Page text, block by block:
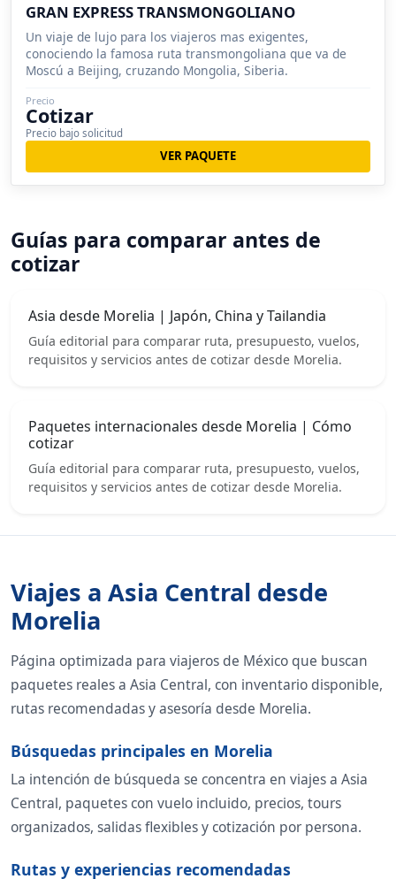
GRAN EXPRESS TRANSMONGOLIANO
Un viaje de lujo para los viajeros mas exigentes,
conociendo la famosa ruta transmongoliana que va de
Moscú a Beijing, cruzando Mongolia, Siberia.
Precio
Cotizar
Precio bajo solicitud
VER PAQUETE
Guías para comparar antes de
cotizar
Asia desde Morelia | Japón, China y Tailandia
Guía editorial para comparar ruta, presupuesto, vuelos,
requisitos y servicios antes de cotizar desde Morelia.
Paquetes internacionales desde Morelia | Cómo
cotizar
Guía editorial para comparar ruta, presupuesto, vuelos,
requisitos y servicios antes de cotizar desde Morelia.
Viajes a Asia Central desde
Morelia
Página optimizada para viajeros de México que buscan
paquetes reales a Asia Central, con inventario disponible,
rutas recomendadas y asesoría desde Morelia.
Búsquedas principales en Morelia
La intención de búsqueda se concentra en viajes a Asia
Central, paquetes con vuelo incluido, precios, tours
organizados, salidas flexibles y cotización por persona.
Rutas y experiencias recomendadas